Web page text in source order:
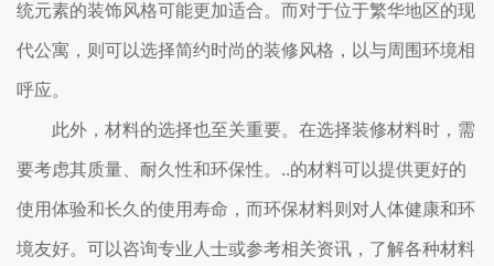
统元素的装饰风格可能更加适合。而对于位于繁华地区的现
代公寓，则可以选择简约时尚的装修风格，以与周围环境相
呼应。
此外，材料的选择也至关重要。在选择装修材料时，需
要考虑其质量、耐久性和环保性。..的材料可以提供更好的
使用体验和长久的使用寿命，而环保材料则对人体健康和环
境友好。可以咨询专业人士或参考相关资讯，了解各种材料